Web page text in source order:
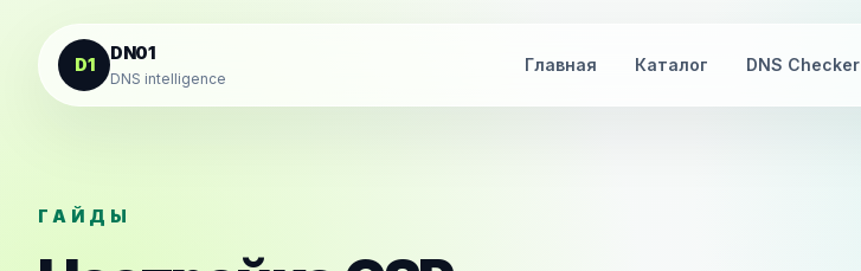
К содержанию
D1
DN01
DNS intelligence
Главная Каталог DNS Checker
ГАЙДЫ